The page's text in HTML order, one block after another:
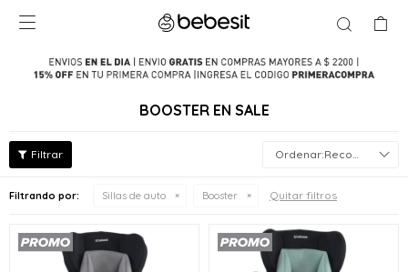

BOOSTER EN SALE
Recomendados
Filtrando por: Sillas de auto Booster Quitar filtros